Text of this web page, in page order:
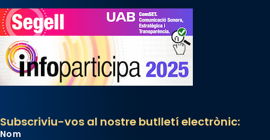
Subscriviu-vos al nostre butlletí electrònic:
Nom